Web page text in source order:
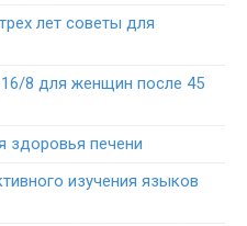
лет советы для
8 для женщин после 45
здоровья печени
изучения языков